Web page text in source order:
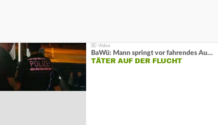
BaWü: Mann springt vor fahrendes Auto und schießt
TÄTER AUF DER FLUCHT